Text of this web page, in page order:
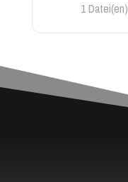
1 Datei(en)